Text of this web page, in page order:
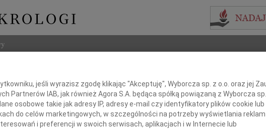
Imię i nazwisko lub numer
+ szukanie
jeśli wyrazisz zgodę klikając "Akceptuję", Wyborcza sp. z o.o. oraz jej
Partnerów IAB, jak również Agora S.A. będąca spółką powiązaną z Wyborcza
osobowe takie jak adresy IP, adresy e-mail czy identyfikatory plików cookie lub
do celów marketingowych, w szczególności na potrzeby wyświetlania reklam
i preferencji w swoich serwisach, aplikacjach i w Internecie lub